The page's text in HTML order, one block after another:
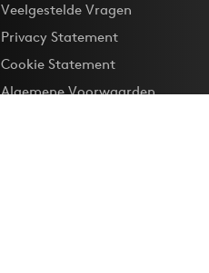
Veelgestelde Vragen
Privacy Statement
Cookie Statement
Algemene Voorwaarden